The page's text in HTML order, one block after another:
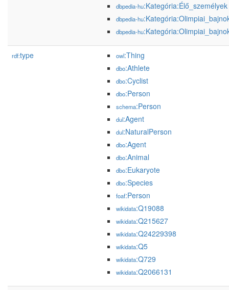
dbpedia-hu:Kategória:Élő_személyek
dbpedia-hu
dbpedia-hu
rdf:type owl:Thing
dbo:Athlete
dbo:Cyclist
dbo:Person
schema:Person
dul:Agent
dul:NaturalPerson
dbo:Agent
dbo:Animal
dbo:Eukaryote
dbo:Species
foaf:Person
wikidata:Q19088
wikidata:Q215627
wikidata:Q24229398
wikidata:Q5
wikidata:Q729
wikidata:Q2066131